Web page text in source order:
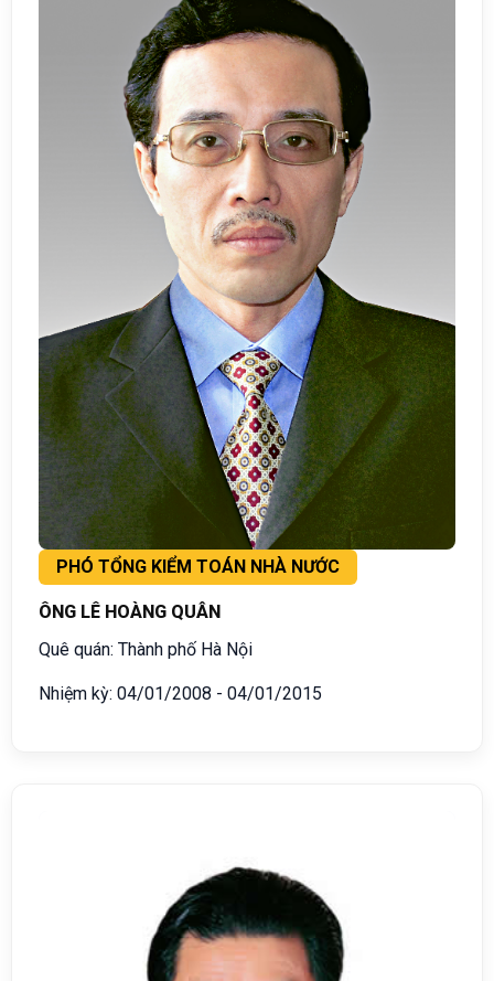
PHÓ TỔNG KIỂM TOÁN NHÀ NƯỚC
ÔNG LÊ HOÀNG QUÂN
Quê quán: Thành phố Hà Nội
Nhiệm kỳ: 04/01/2008 - 04/01/2015